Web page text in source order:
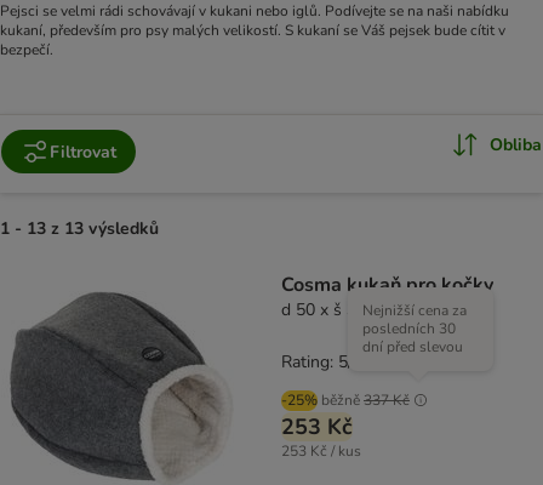
Pejsci se velmi rádi schovávají v kukani nebo iglů. Podívejte se na naši nabídku
kukaní, především pro psy malých velikostí. S kukaní se Váš pejsek bude cítit v
bezpečí.
Filtrovat Obliba
1 - 13 z 13 výsledků
Cosma kukaň pro kočky
d 50 x š 37 x v 25 cm
-25% běžně337 Kč
Nejnižší cena za
posledních 30
dní před slevou
253 Kč
253 Kč / kus
Rating: 5/5